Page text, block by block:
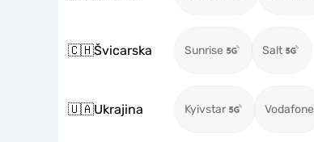
🇨🇭Švicarska Sunrise Salt
🇺🇦Ukrajina Kyivstar Vodafone